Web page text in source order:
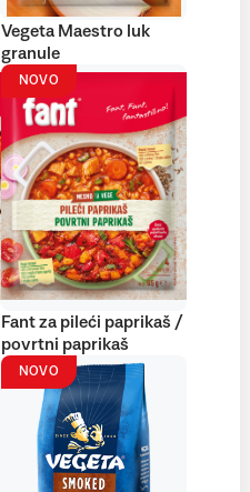
Vegeta Maestro luk
granule
NOVO
Fant za pileći paprikaš /
povrtni paprikaš
NOVO